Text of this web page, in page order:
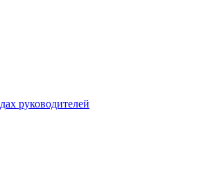
руководителей